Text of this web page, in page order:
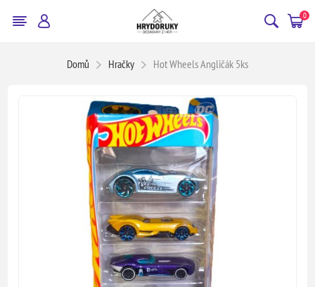
0
Domů Hračky Hot Wheels Angličák 5ks